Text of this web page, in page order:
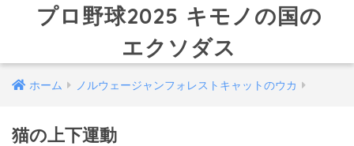
プロ野球2025 キモノの国の
エクソダス
ホーム ノルウェージャンフォレストキャットのウカ
猫の上下運動